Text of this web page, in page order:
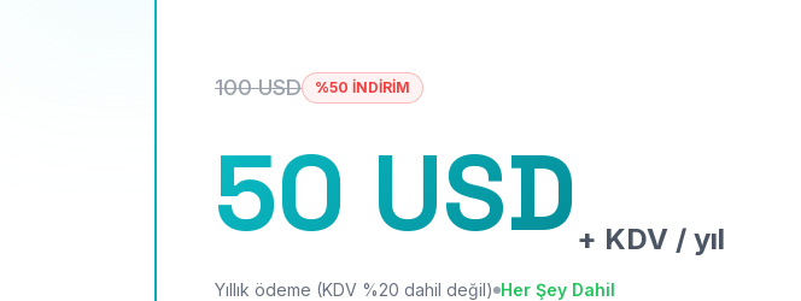
100 USD %50 İNDİRİM
50 USD+ KDV / yıl
Yıllık ödeme (KDV %20 dahil değil) Her Şey Dahil